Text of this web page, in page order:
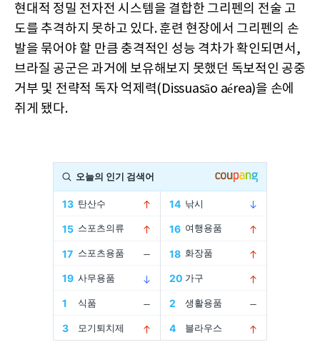
현대적 정밀 전자전 시스템을 결합한 그리펜의 전술 고
도를 추격하지 못하고 있다. 훈련 현장에서 그리펜의 손
발을 묶어야 할 만큼 충격적인 성능 격차가 확인되면서,
브라질 공군은 과거에 보유해보지 못했던 독보적인 공중
거부 및 전략적 독자 억제력(Dissuasão aérea)을 손에
쥐게 됐다.